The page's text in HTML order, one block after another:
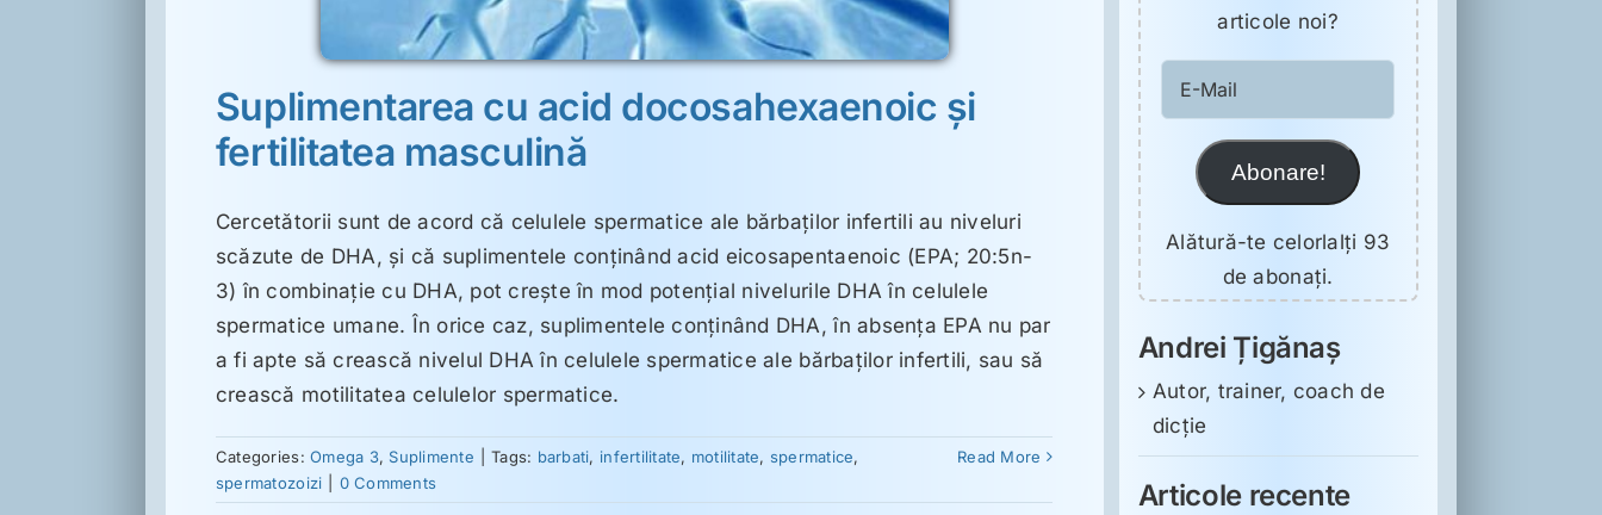
Suplimentarea cu acid docosahexaenoic şi
fertilitatea masculină
Cercetătorii sunt de acord că celulele spermatice ale bărbaţilor infertili au niveluri
scăzute de DHA, şi că suplimentele conţinând acid eicosapentaenoic (EPA; 20:5n-
3) în combinaţie cu DHA, pot creşte în mod potenţial nivelurile DHA în celulele
spermatice umane. În orice caz, suplimentele conţinând DHA, în absenţa EPA nu par
a fi apte să crească nivelul DHA în celulele spermatice ale bărbaţilor infertili, sau să
crească motilitatea celulelor spermatice.
Categories:Omega 3, Suplimente Tags: barbati, infertilitate, motilitate, spermatice,
spermatozoizi
0 Comments
Read More
articole noi?
Mail
Abonare!
Alătură-te celorlalți 93
de abonați.
Andrei Țigănaș
Autor, trainer, coach de
dicție
Articole recente